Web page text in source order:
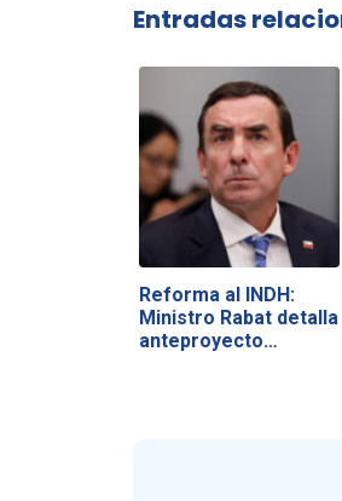
Entradas
Reforma al INDH:
Ministro Rabat detalla
anteproyecto…